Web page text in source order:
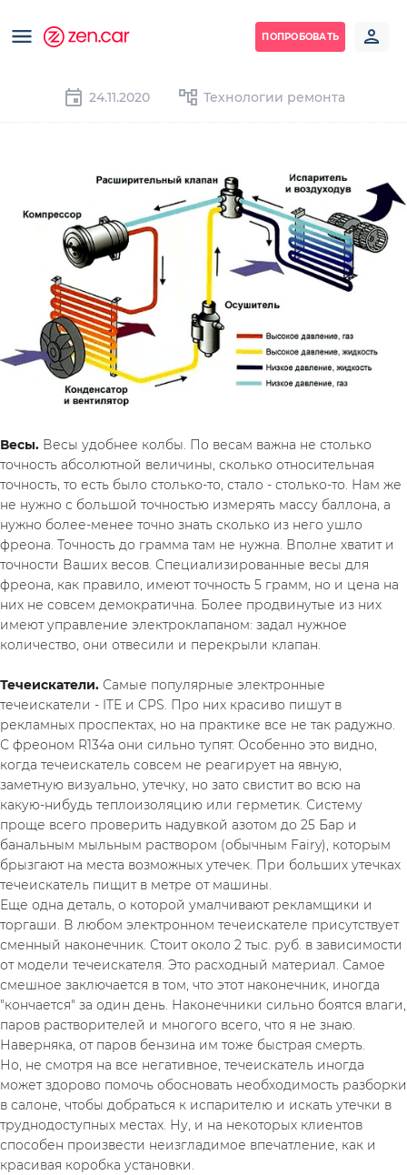
ПОПРОБОВАТЬ
24.11.2020 Технологии ремонта
Весы. Весы удобнее колбы. По весам важна не столько
точность абсолютной величины, сколько относительная
точность, то есть было столько-то, стало - столько-то. Нам же
не нужно с большой точностью измерять массу баллона, а
нужно более-менее точно знать сколько из него ушло
фреона. Точность до грамма там не нужна. Вполне хватит и
точности Ваших весов. Специализированные весы для
фреона, как правило, имеют точность 5 грамм, но и цена на
них не совсем демократична. Более продвинутые из них
имеют управление электроклапаном: задал нужное
количество, они отвесили и перекрыли клапан.
Течеискатели. Самые популярные электронные
течеискатели - ITE и CPS. Про них красиво пишут в
рекламных проспектах, но на практике все не так радужно.
С фреоном R134a они сильно тупят. Особенно это видно,
когда течеискатель совсем не реагирует на явную,
заметную визуально, утечку, но зато свистит во всю на
какую-нибудь теплоизоляцию или герметик. Систему
проще всего проверить надувкой азотом до 25 Бар и
банальным мыльным раствором (обычным Fairy), которым
брызгают на места возможных утечек. При больших утечках
течеискатель пищит в метре от машины.
Еще одна деталь, о которой умалчивают рекламщики и
торгаши. В любом электронном течеискателе присутствует
сменный наконечник. Стоит около 2 тыс. руб. в зависимости
от модели течеискателя. Это расходный материал. Самое
смешное заключается в том, что этот наконечник, иногда
"кончается" за один день. Наконечники сильно боятся влаги,
паров растворителей и многого всего, что я не знаю.
Наверняка, от паров бензина им тоже быстрая смерть.
Но, не смотря на все негативное, течеискатель иногда
может здорово помочь обосновать необходимость разборки
в салоне, чтобы добраться к испарителю и искать утечки в
труднодоступных местах. Ну, и на некоторых клиентов
способен произвести неизгладимое впечатление, как и
красивая коробка установки.